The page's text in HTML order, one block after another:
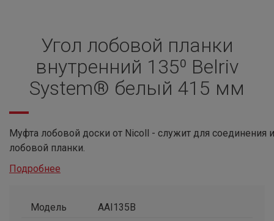
Угол лобовой планки
внутренний 135⁰ Belriv
System® белый 415 мм
Муфта лобовой доски от Nicoll - служит для соединения
лобовой планки.
Подробнее
Модель
AAI135B